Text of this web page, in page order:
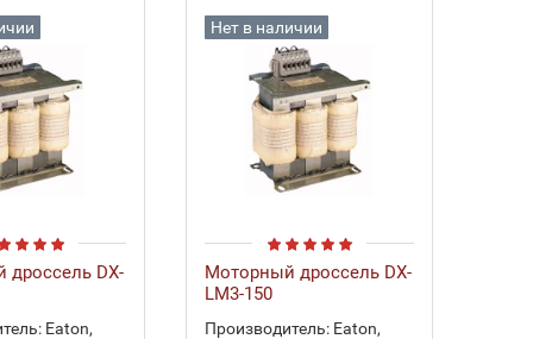
DX-
Eaton,
Нет в наличии
Моторный дроссель DX-
LM3-150
Производитель: Eaton,